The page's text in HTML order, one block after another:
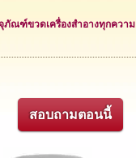
ภัณฑ์ขวดเครื่องสำอางทุกความ
สอบถามตอนนี้